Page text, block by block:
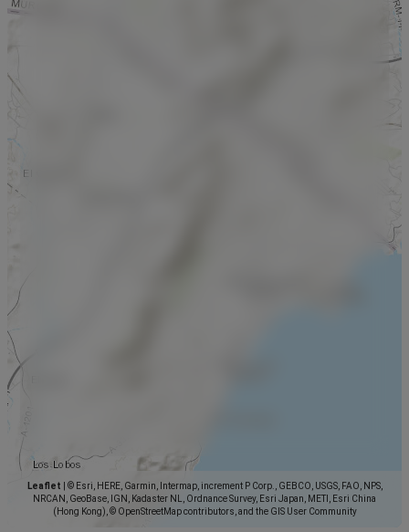
Leaflet
© Esri, HERE, Garmin, Intermap, increment P Corp., GEBCO, USGS, FAO, NPS,
NRCAN, GeoBase, IGN, Kadaster NL, Ordnance Survey, Esri Japan, METI, Esri China
(Hong Kong), © OpenStreetMap contributors, and the GIS User Community